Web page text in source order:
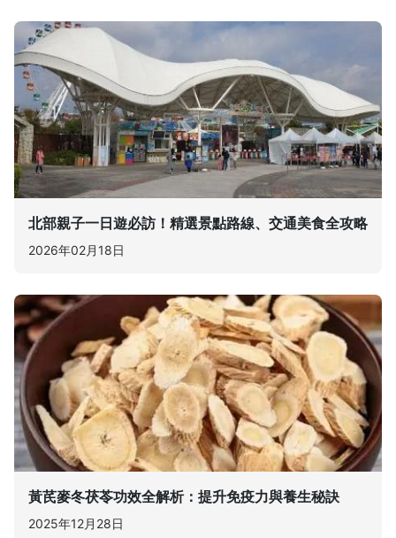
北部親子一日遊必訪！精選景點路線、交通美食全攻略
2026年02月18日
黃芪麥冬茯苓功效全解析：提升免疫力與養生秘訣
2025年12月28日